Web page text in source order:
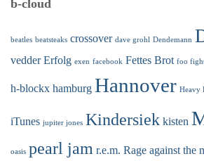
b-cloud
beatles beatsteaks crossover dave grohl Dendemann
vedder Erfolg exen facebook Fettes Brot foo
h-blockx hamburg Hannover Heavy
iTunes jupiter jones Kindersiek kisten
oasis pearl jam r.e.m. Rage against the